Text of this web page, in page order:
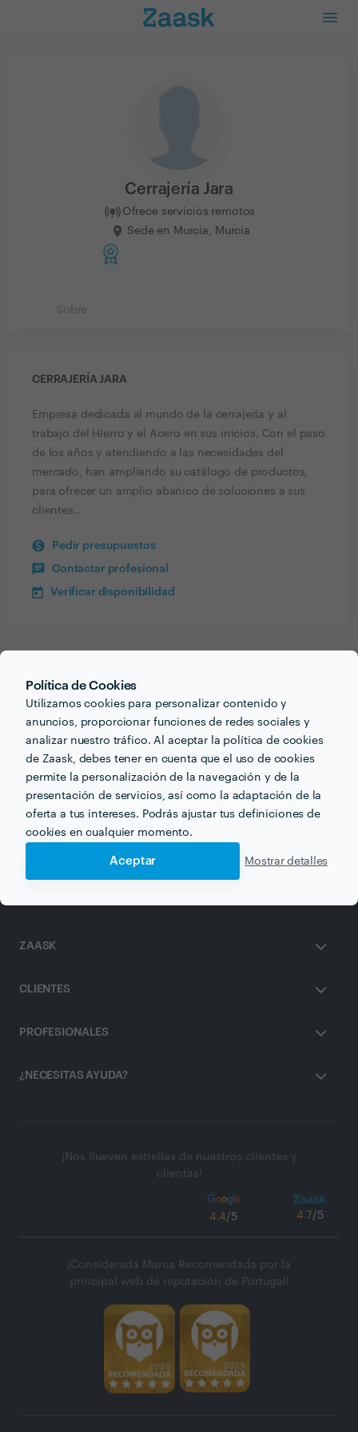
Política de Cookies
Utilizamos cookies para personalizar contenido y
anuncios, proporcionar funciones de redes sociales y
analizar nuestro tráfico. Al aceptar la política de cookies
de Zaask, debes tener en cuenta que el uso de cookies
permite la personalización de la navegación y de la
presentación de servicios, así como la adaptación de la
oferta a tus intereses. Podrás ajustar tus definiciones de
cookies en cualquier momento.
Aceptar Mostrar detalles
Cerrajería Jara
Ofrece servicios remotos
Sede en Murcia, Murcia
Sobre
CERRAJERÍA JARA
Empresa dedicada al mundo de la cerrajería y al
trabajo del Hierro y el Acero en sus inicios. Con el paso
de los años y atendiendo a las necesidades del
mercado, han ampliando su catálogo de productos,
para ofrecer un amplio abanico de soluciones a sus
clientes..
Pedir presupuestos
Contactar profesional
Verificar disponibilidad
Cerrajería Jara
Cerrajería en murcia Puertas de Garaje en murcia
ZAASK
CLIENTES
PROFESIONALES
¿NECESITAS AYUDA?
¡Nos llueven estrellas de nuestros clientes y
clientas!
4.4/5 4.7/5
¡Considerada Marca Recomendada por la
principal web de reputación de Portugal!